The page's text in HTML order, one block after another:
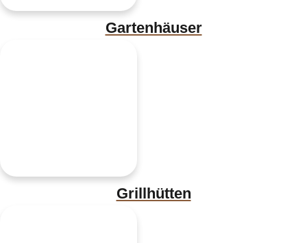
Gartenhäuser
Grillhütten